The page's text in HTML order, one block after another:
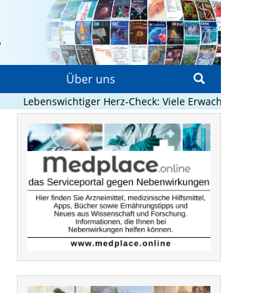
Über uns
Lebenswichtiger Herz-Check: Viele Erwachsene mit